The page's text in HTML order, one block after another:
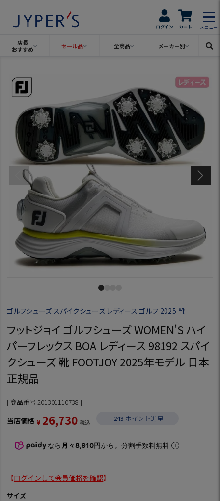
ログイン カート メニュー
店長
おすすめ
セール品 全商品 メーカー別
ゴルフシューズ スパイクシューズ レディース ゴルフ 2025 靴
フットジョイ ゴルフシューズ WOMEN'S ハイ
パーフレックス BOA レディース 98192 スパイ
クシューズ 靴 FOOTJOY 2025年モデル 日本
正規品
商品番号 201301110738
当店価格 ¥ 26,730 税込 ［ 243 ポイント進呈］
なら 月々8,910円から。分割手数料無料
【ログインして会員価格を確認】
サイズ